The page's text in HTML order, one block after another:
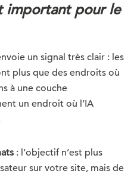
important pour le
un signal très clair : les
plus que des endroits où
à une couche
un endroit où l’IA
: l’objectif n’est plus
sur votre site, mais de